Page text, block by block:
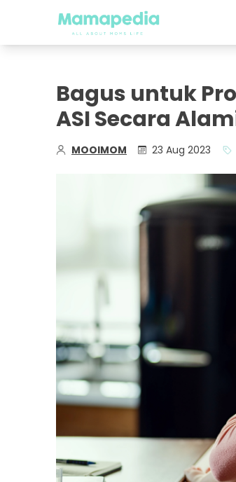
Bagus untuk
ASI Secara
MOOIMOM 23 Aug 2023